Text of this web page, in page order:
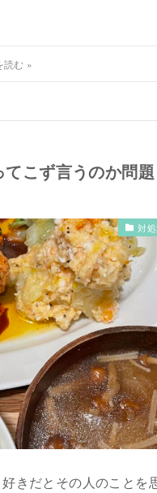
こず言うのか問
対
きだとその人のことを